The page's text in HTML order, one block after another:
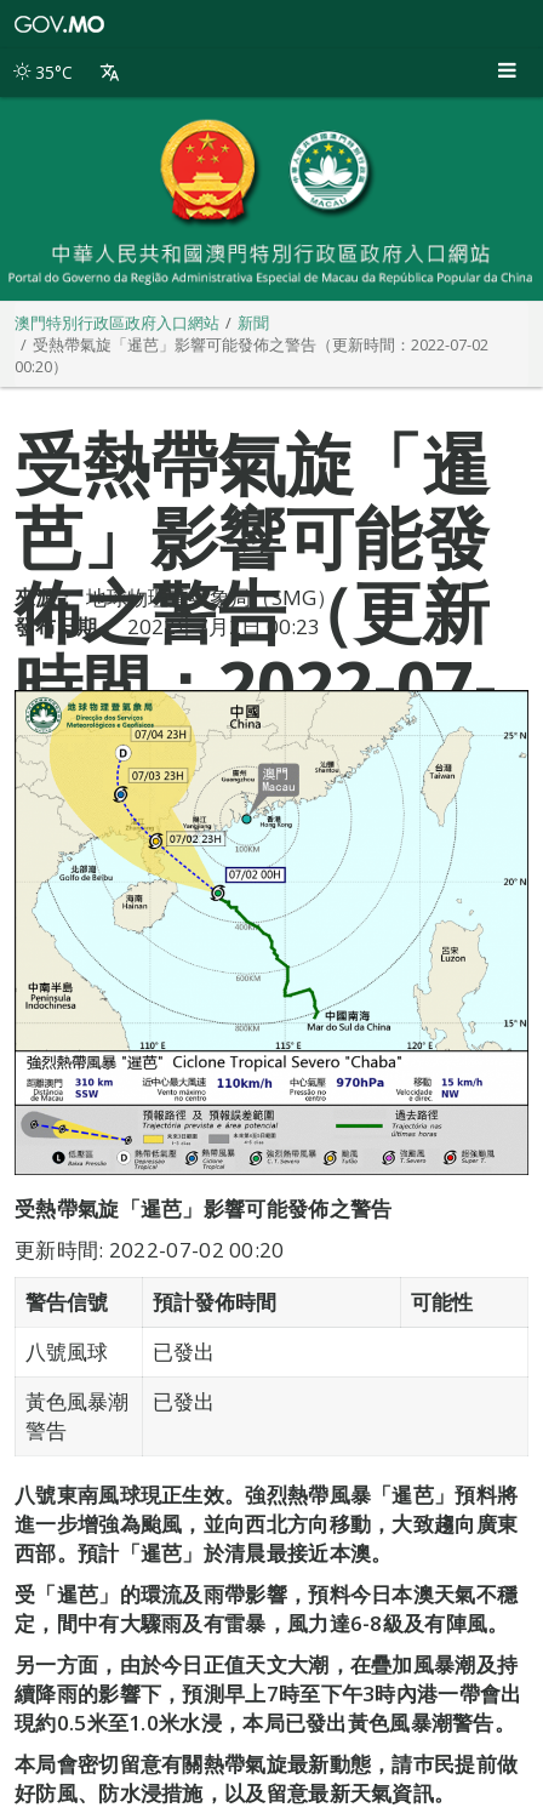
別
35°C
澳門特別行政區政府入口網站
新聞
受熱帶氣旋「暹芭」影響可能發佈之警告（更新時間：2022-07-02
00:20）
受熱帶氣旋「暹
芭」影響可能發
佈之警告（更新
時間：2022-07-
02 00:20）
來源： 地球物理暨氣象局（SMG）
發布日期： 2022年7月2日 00:23
受熱帶氣旋「暹芭」影響可能發佈之警告
更新時間: 2022-07-02 00:20
警告信號
預計發佈時間
可能性
八號風球
已發出
黃色風暴潮
警告
已發出
八號東南風球現正生效。強烈熱帶風暴「暹芭」預料將
進一步增強為颱風，並向西北方向移動，大致趨向廣東
西部。預計「暹芭」於清晨最接近本澳。
受「暹芭」的環流及雨帶影響，預料今日本澳天氣不穩
定，間中有大驟雨及有雷暴，風力達6-8級及有陣風。
另一方面，由於今日正值天文大潮，在疊加風暴潮及持
續降雨的影響下，預測早上7時至下午3時內港一帶會出
現約0.5米至1.0米水浸，本局已發出黃色風暴潮警告。
本局會密切留意有關熱帶氣旋最新動態，請巿民提前做
好防風、防水浸措施，以及留意最新天氣資訊。